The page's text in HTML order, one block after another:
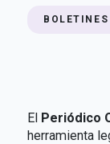
BOLETINES
El Periódico
herramienta